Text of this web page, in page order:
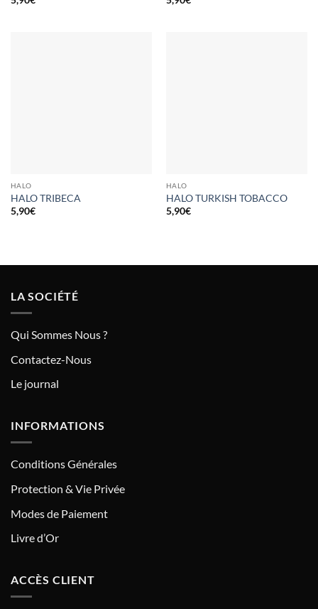
HALO
HALO TRIBECA
5,90€
HALO
HALO TURKISH TOBACCO
5,90€
LA SOCIÉTÉ
Qui Sommes Nous ?
Contactez-Nous
Le journal
INFORMATIONS
Conditions Générales
Protection & Vie Privée
Modes de Paiement
Livre d’Or
ACCÈS CLIENT